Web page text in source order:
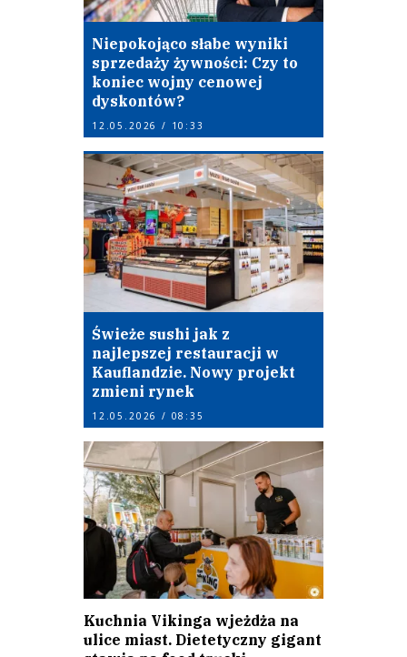
Niepokojąco słabe wyniki
sprzedaży żywności: Czy to
koniec wojny cenowej
dyskontów?
12.05.2026 / 10:33
Świeże sushi jak z
najlepszej restauracji w
Kauflandzie. Nowy projekt
zmieni rynek
12.05.2026 / 08:35
Kuchnia Vikinga wjeżdża na
ulice miast. Dietetyczny gigant